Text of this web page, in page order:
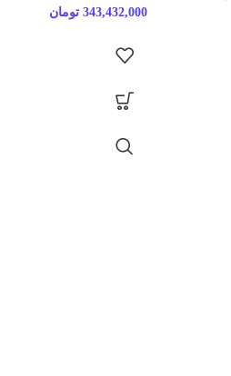
343,432,000 تومان